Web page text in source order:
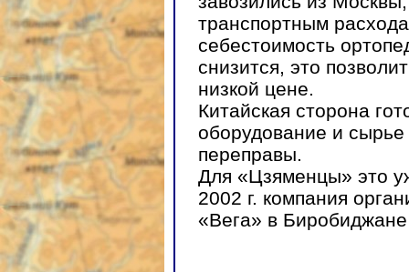
транспортным
себестоимость
снизится, это
низкой цене.
Китайская сторона
оборудование и
переправы.
Для «Цзяменцы» это
2002 г. компания
«Вега» в